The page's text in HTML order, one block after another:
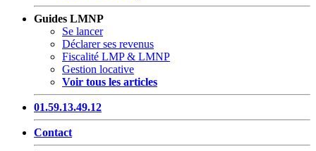
Guides LMNP
Se lancer
Déclarer ses revenus
Fiscalité LMP & LMNP
Gestion locative
Voir tous les articles
01.59.13.49.12
Contact